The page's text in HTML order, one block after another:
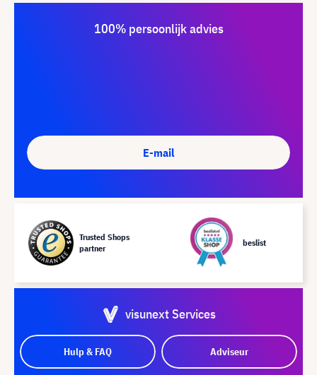
100% persoonlijk advies
E-mail
Trusted Shops
partner
beslist
visunext Services
Hulp & FAQ Adviseur